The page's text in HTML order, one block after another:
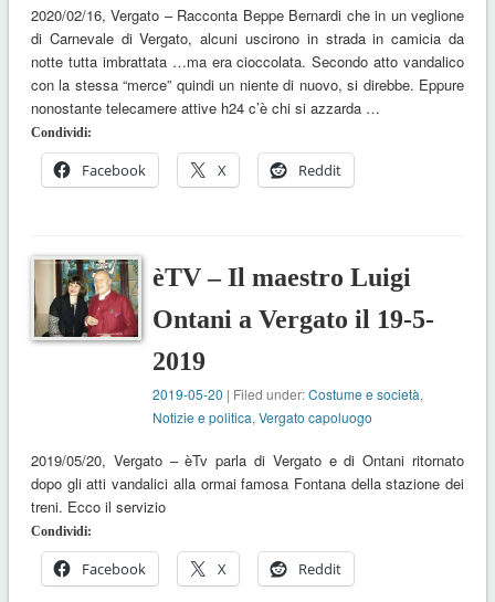
2020/02/16, Vergato – Racconta Beppe Bernardi che in un veglione
di Carnevale di Vergato, alcuni uscirono in strada in camicia da
notte tutta imbrattata …ma era cioccolata. Secondo atto vandalico
con la stessa “merce” quindi un niente di nuovo, si direbbe. Eppure
nonostante telecamere attive h24 c’è chi si azzarda …
Condividi:
Facebook X Reddit
èTV – Il maestro Luigi
Ontani a Vergato il 19-5-
2019
2019-05-20 | Filed under:Costume e società,
Notizie e politica,Vergato capoluogo
2019/05/20, Vergato – èTv parla di Vergato e di Ontani ritornato
dopo gli atti vandalici alla ormai famosa Fontana della stazione dei
treni. Ecco il servizio
Condividi:
Facebook X Reddit